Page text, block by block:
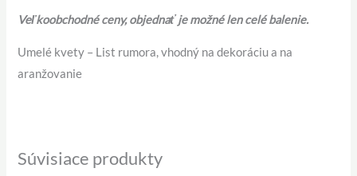
Veľkoobchodné ceny, objednať je možné len celé balenie.
Umelé kvety – List rumora, vhodný na dekoráciu a na
aranžovanie
Súvisiace produkty